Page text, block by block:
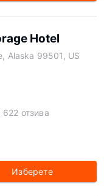
Hotel
Alaska 99501, US
622 отзива
Изберете